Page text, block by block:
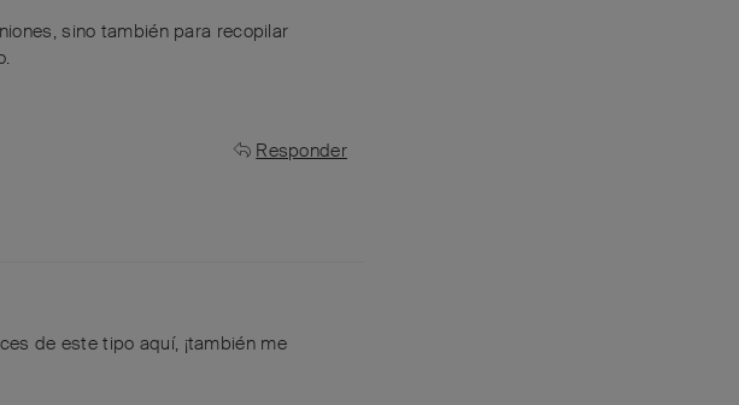
sino también para recopilar
Responder
de este tipo aquí, ¡también me